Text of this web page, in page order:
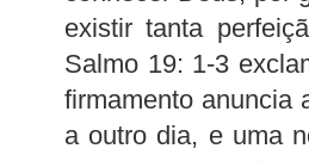
existir tanta
Salmo 19: 1-3
firmamento anuncia
a outro dia, e uma